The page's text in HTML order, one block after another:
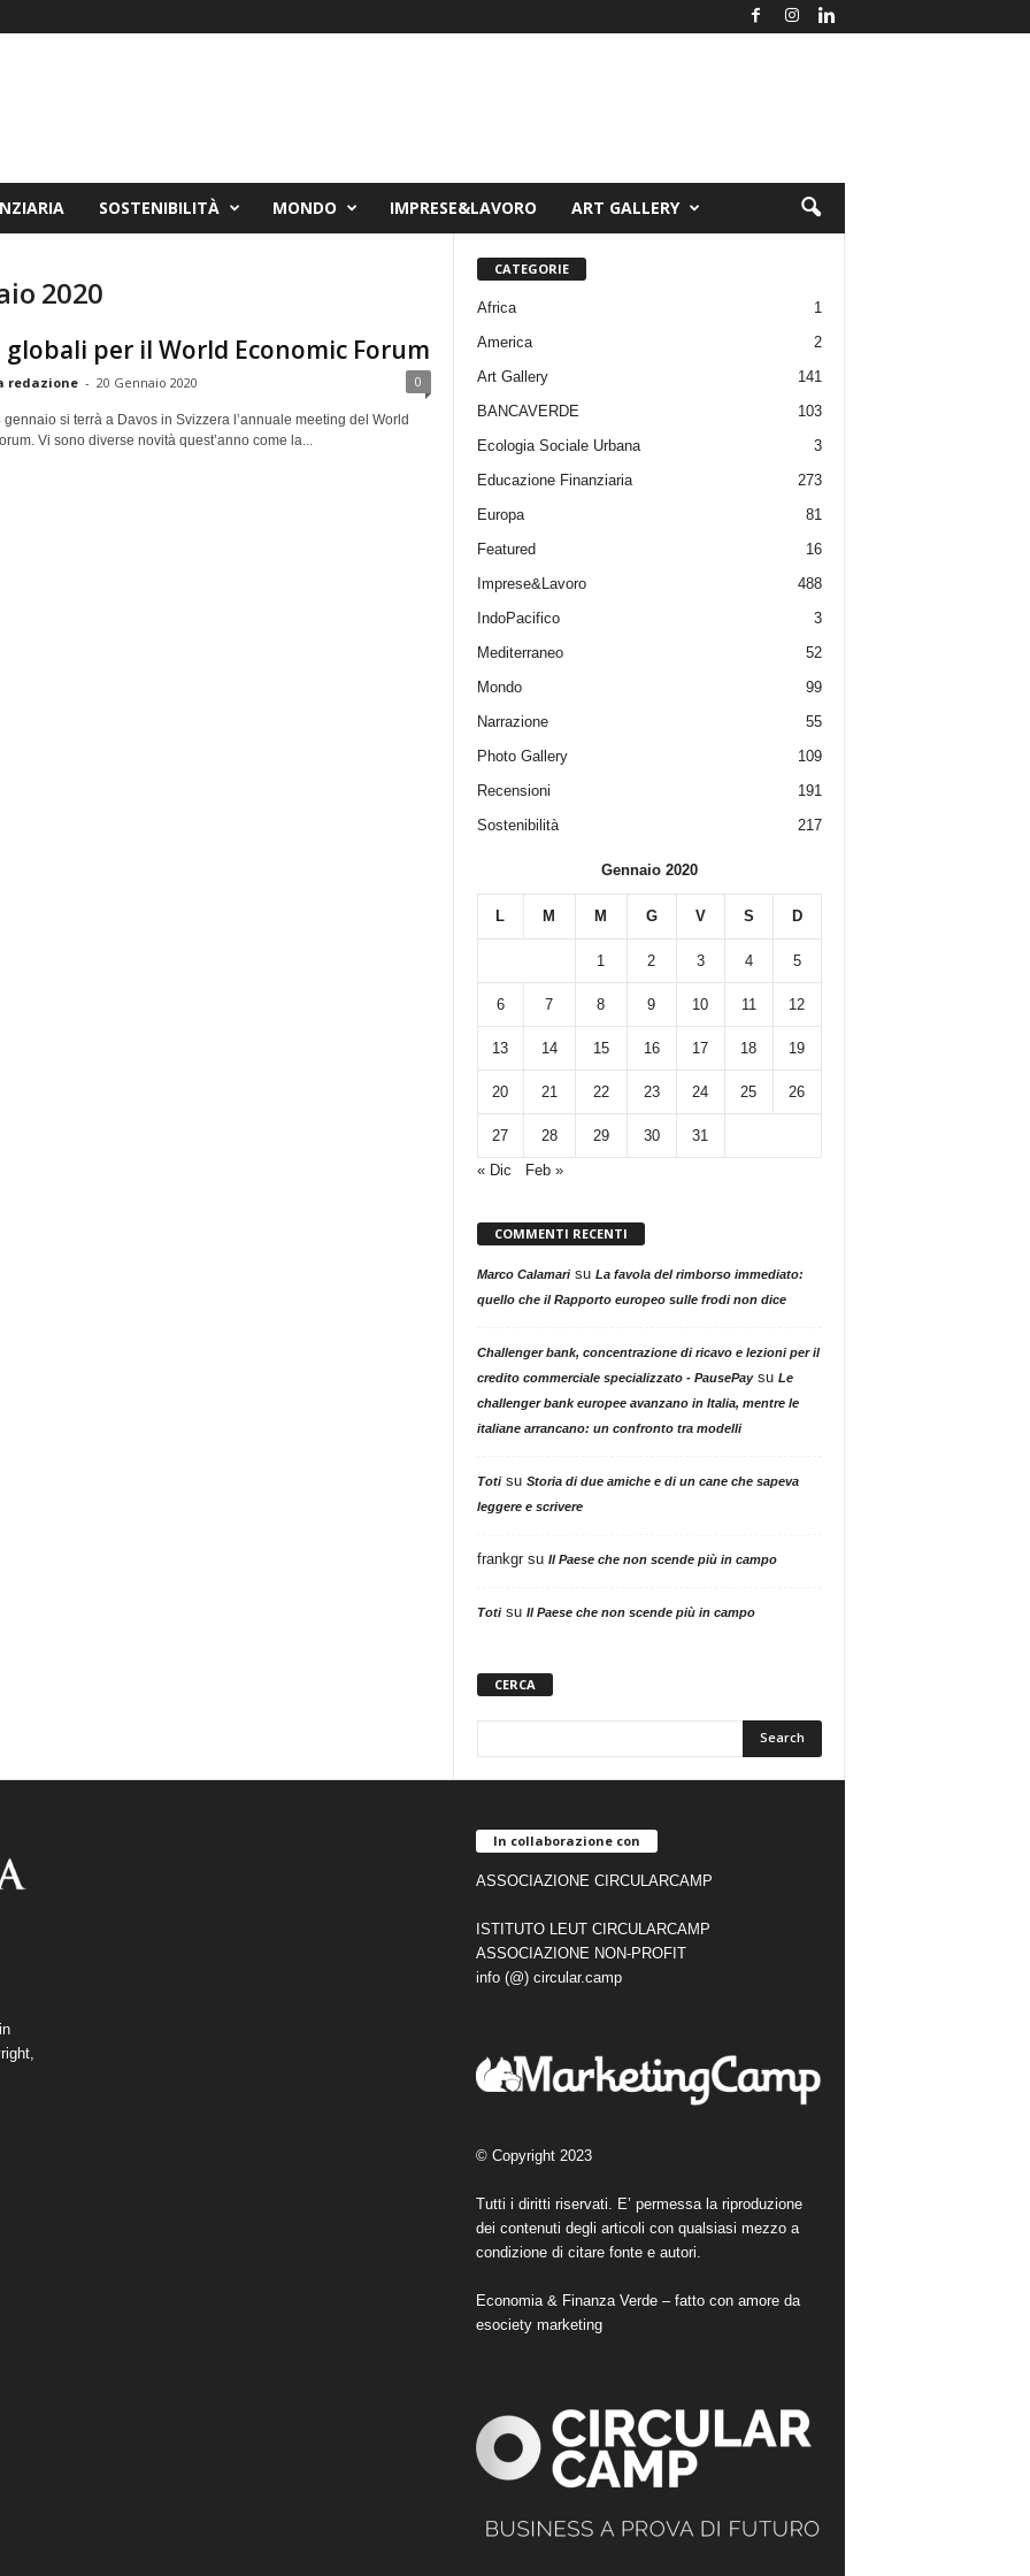
SOSTENIBILITÀ MONDO IMPRESE&LAVORO ART GALLERY
2020
globali per il World Economic Forum
redazione - 20 Gennaio 2020 0
si terrà a Davos in Svizzera l’annuale meeting del World
Vi sono diverse novità quest’anno come la...
CATEGORIE
Africa
1
America
2
Art Gallery
141
BANCAVERDE
103
Ecologia Sociale Urbana
3
Educazione Finanziaria
273
Europa
81
Featured
16
Imprese&Lavoro
488
IndoPacifico
3
Mediterraneo
52
Mondo
99
Narrazione
55
Photo Gallery
109
Recensioni
191
Sostenibilità
217
Gennaio 2020
L M M G V S D
1 2 3 4 5
6 7 8 9 10 11 12
13 14 15 16 17 18 19
20 21 22 23 24 25 26
27 28 29 30
31
« Dic
Feb »
COMMENTI RECENTI
Marco Calamarisu La favola del rimborso immediato:
quello che il Rapporto europeo sulle frodi non dice
Challenger bank, concentrazione di ricavo e lezioni per il
credito commerciale specializzato - PausePaysu Le
challenger bank europee avanzano in Italia, mentre le
italiane arrancano: un confronto tra modelli
Totisu Storia di due amiche e di un cane che sapeva
leggere e scrivere
frankgrsu Il Paese che non scende più in campo
Totisu Il Paese che non scende più in campo
CERCA
In collaborazione con
ASSOCIAZIONE CIRCULARCAMP
ISTITUTO LEUT CIRCULARCAMP
ASSOCIAZIONE NON-PROFIT
info (@) circular.camp
© Copyright 2023
Tutti i diritti riservati. E’ permessa la riproduzione
dei contenuti degli articoli con qualsiasi mezzo a
condizione di citare fonte e autori.
Economia & Finanza Verde – fatto con amore da
esociety marketing